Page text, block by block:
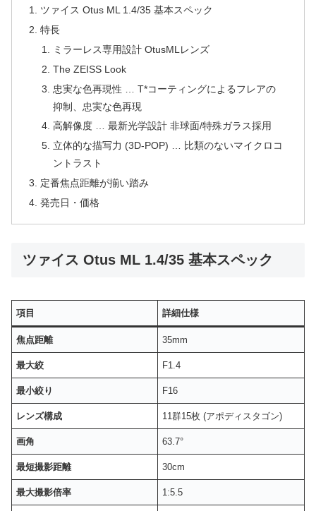
ツァイス Otus ML 1.4/35 基本スペック
特長
ミラーレス専用設計 OtusMLレンズ
The ZEISS Look
忠実な色再現性 … T*コーティングによるフレアの
抑制、忠実な色再現
高解像度 … 最新光学設計 非球面/特殊ガラス採用
立体的な描写力 (3D-POP) … 比類のないマイクロコ
ントラスト
定番焦点距離が揃い踏み
発売日・価格
ツァイス Otus ML 1.4/35 基本スペック
項目 詳細仕様
焦点距離 35mm
最大絞 F1.4
最小絞り F16
レンズ構成 11群15枚 (アポディスタゴン)
画角 63.7°
最短撮影距離 30cm
最大撮影倍率 1:5.5